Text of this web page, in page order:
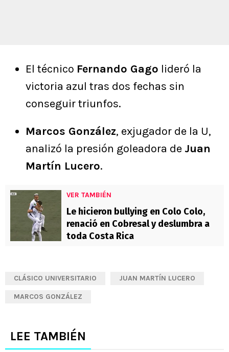
El técnico Fernando Gago lideró la
victoria azul tras dos fechas sin
conseguir triunfos.
Marcos González, exjugador de la U,
analizó la presión goleadora de Juan
Martín Lucero.
VER TAMBIÉN
Le hicieron bullying en Colo Colo,
renació en Cobresal y deslumbra a
toda Costa Rica
CLÁSICO UNIVERSITARIO JUAN MARTÍN LUCERO
MARCOS GONZÁLEZ
LEE TAMBIÉN